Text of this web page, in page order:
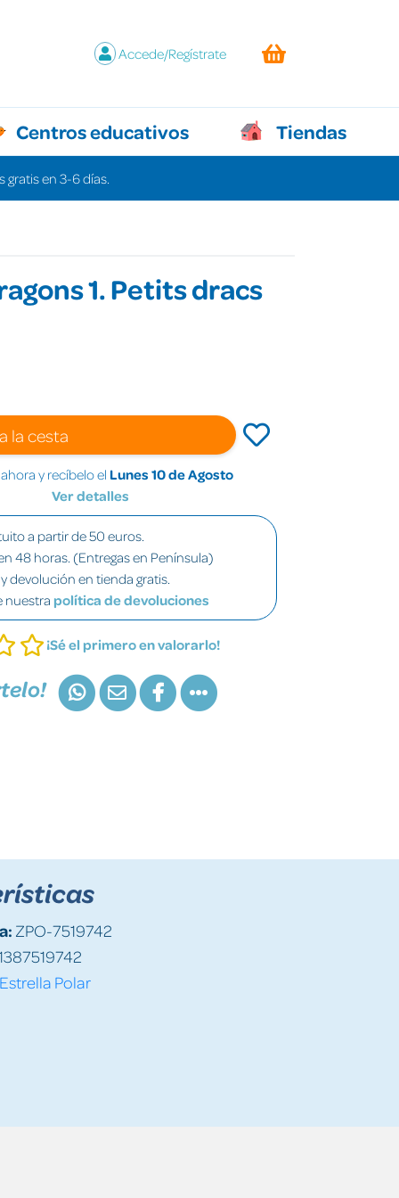
Accede/Regístrate
Centros educativos Tiendas
gratis en 3-6 días.
1. Petits dracs
la cesta
y recíbelo el Lunes 10 de Agosto
Ver detalles
a partir de 50 euros.
48 horas. (Entregas en Península)
devolución en tienda gratis.
nuestra política de devoluciones
¡Sé el primero en valorarlo!
ZPO-7519742
Estrella Polar